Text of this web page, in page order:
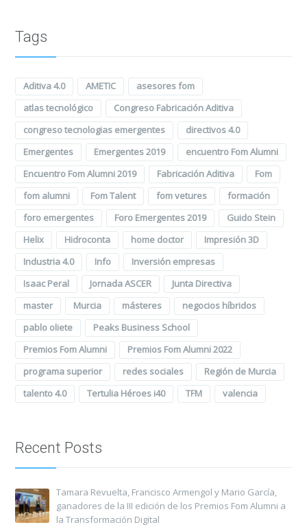
Tags
Aditiva 4.0 AMETIC
asesores fom
atlas tecnológico
Congreso Fabricación Aditiva
congreso tecnologias emergentes
directivos 4.0
Emergentes
Emergentes 2019
encuentro Fom Alumni
Encuentro Fom Alumni 2019
Fabricación Aditiva
Fom
fom alumni
Fom Talent fom vetures
formación
foro emergentes
Foro Emergentes 2019
Guido Stein
Helix
Hidroconta home doctor
Impresión 3D
Industria 4.0
Info
Inversión empresas
Isaac Peral
Jornada ASCER
Junta Directiva
master
Murcia másteres
negocios híbridos
pablo oliete
Peaks Business School
Premios Fom Alumni
Premios Fom Alumni 2022
programa superior
redes sociales
Región de Murcia
talento 4.0
Tertulia Héroes i40 TFM valencia
Recent Posts
Tamara Revuelta, Francisco Armengol y Mario García,
ganadores de la III edición de los Premios Fom Alumni a
la Transformación Digital